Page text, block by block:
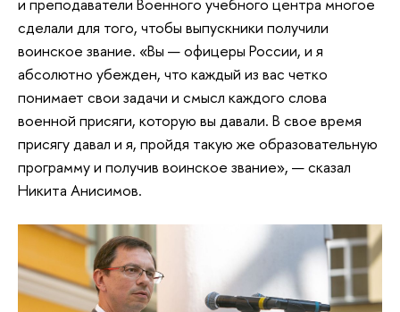
сделали для того, чтобы выпускники получили
воинское звание. «Вы — офицеры России, и я
абсолютно убежден, что каждый из вас четко
понимает свои задачи и смысл каждого слова
военной присяги, которую вы давали. В свое время
присягу давал и я, пройдя такую же образовательную
программу и получив воинское звание», — сказал
Никита Анисимов.